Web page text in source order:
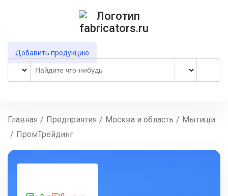
Добавить продукцию
Главная / Предприятия / Москва и область / Мытищи
/ ПромТрейдинг